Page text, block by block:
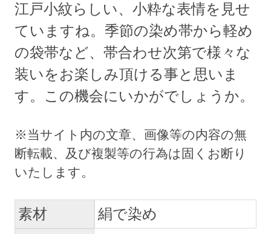
江戸小紋らしい、小粋な表情を見せ
ていますね。季節の染め帯から軽め
の袋帯など、帯合わせ次第で様々な
装いをお楽しみ頂ける事と思いま
す。この機会にいかがでしょうか。
素材
絹で染め